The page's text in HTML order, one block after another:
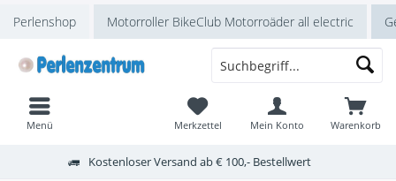
Perlenshop Motorroller BikeClub Motorroäder all electric
Kostenloser Versand ab € 100,- Bestellwert
Warenkorb
Merkzettel Mein Konto
Menü